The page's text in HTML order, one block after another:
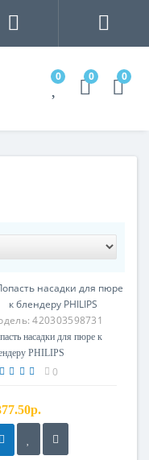
0 0 0
420303598731
насадки для пюре к
PHILIPS
0